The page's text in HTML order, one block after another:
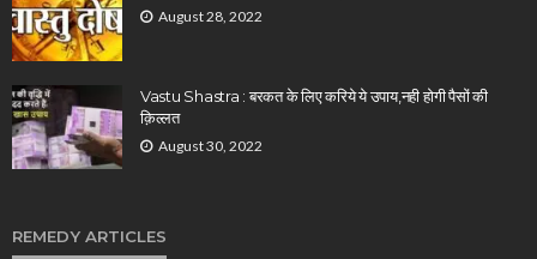
August 28, 2022
Vastu Shastra : बरकत के लिए करिये ये उपाय,नही होगी पैसों की
क़िल्लत
August 30, 2022
REMEDY ARTICLES